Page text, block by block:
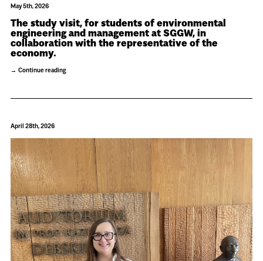
May 5th, 2026
The study visit, for students of environmental
engineering and management at SGGW, in
collaboration with the representative of the
economy.
Continue reading
April 28th, 2026